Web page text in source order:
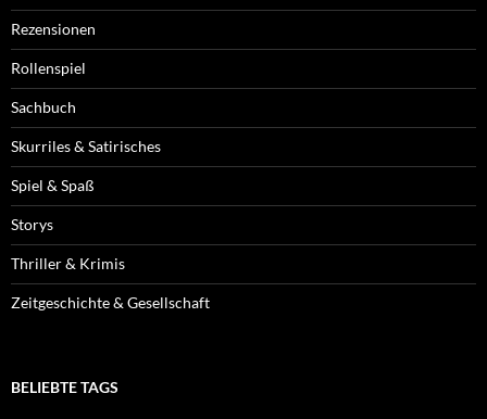
Rezensionen
Rollenspiel
Sachbuch
Skurriles & Satirisches
Spiel & Spaß
Storys
Thriller & Krimis
Zeitgeschichte & Gesellschaft
BELIEBTE TAGS